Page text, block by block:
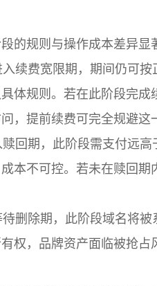
的规则与操作成本差异显
续费宽限期，期间仍可按
体规则。若在此阶段完成
，提前续费可完全规避这
回期，此阶段需支付远
本不可控。若未在赎回期
删除期，此阶段域名将
权，品牌资产面临被抢占